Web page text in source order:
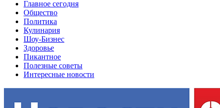
Главное сегодня
Общество
Политика
Кулинария
Шоу-Бизнес
Здоровье
Пикантное
Полезные советы
Интересные новости